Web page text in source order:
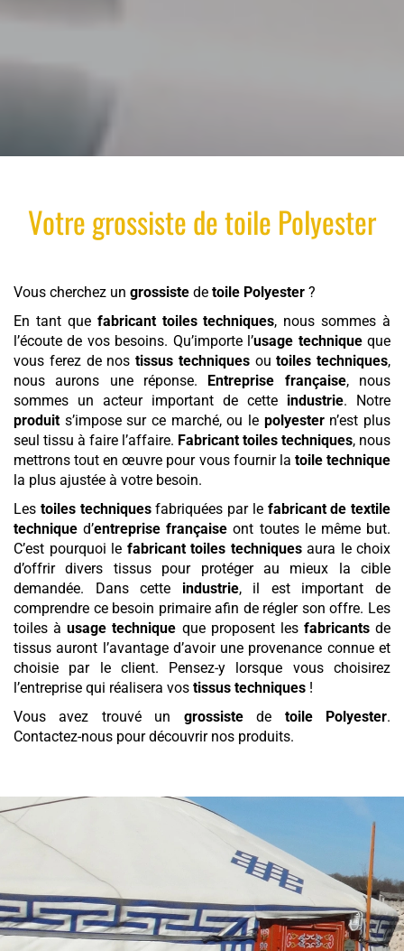
Votregrossistedetoile Polyester
Vous cherchez un grossiste de toile Polyester ?
En tant que fabricant toiles techniques, nous sommes à
l’écoute de vos besoins. Qu’importe l’usage techniqueque
vous ferez de nos tissus techniquesoutoiles techniques,
nous aurons une réponse.
Entreprise française, nous
sommes un acteur important de cette industrie. Notre
produit s’impose sur ce marché, ou le polyester n’est plus
seul tissu à faire l’affaire. Fabricant toiles techniques, nous
mettrons tout en œuvre pour vous fournir la toile technique
la plus ajustée à votre besoin.
Les toiles techniquesfabriquées par le fabricant de textile
technique d’entreprise française ont toutes le même but.
C’est pourquoi le fabricant toiles techniquesaura le choix
d’offrir divers tissus pour protéger au mieux la cible
demandée. Dans cette industrie, il est important de
comprendre ce besoin primaire afin de régler son offre. Les
toiles àusage technique que proposent les fabricantsde
tissus auront l’avantage d’avoir une provenance connue et
choisie par le client. Pensez-y lorsque vous choisirez
l’entreprise qui réalisera vos tissus techniques !
Vous avez trouvé un grossiste de toile Polyester.
Contactez-nous pour découvrir nos produits.